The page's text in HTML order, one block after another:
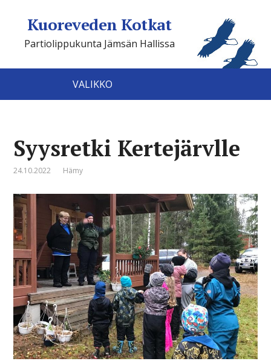
Kuoreveden Kotkat
Partiolippukunta Jämsän Hallissa
VALIKKO
Syysretki Kertejärvlle
24.10.2022 Hämy